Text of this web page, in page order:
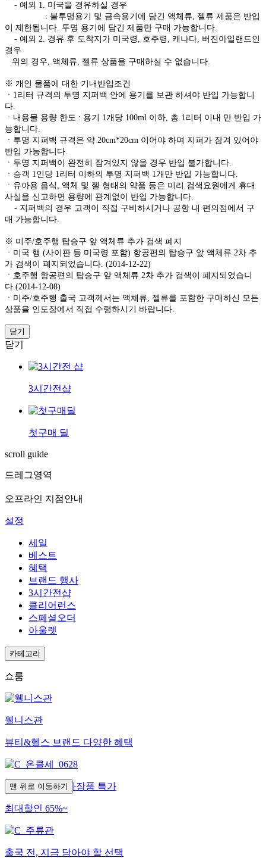
맨 위로 이동하기
- 예외 1. 미국을 경유하실 경우
: 불투명용기 및 금속용기에 담긴 액체류, 젤류 제품은 반입
이 제한됩니다. 투명 용기에 담긴 제품만 구매 가능합니다.
- 예외 2. 경유 후 도착지가 미국령, 호주령, 캐나다, 버진아일랜드인
경우
위의 경우, 액체류, 젤류 상품을 구매하실 수 없습니다.
※ 개인 물품에 대한 기내반입조건
ㆍ1리터 규격의 투명 지퍼백 안에 용기를 보관 하셔야 반입 가능합니
다.
ㆍ내용물 용량 한도 : 용기 1개당 100ml 이하, 총 1리터 이내 만 반입 가
능합니다.
ㆍ투명 지퍼백 규격은 약 20cm*20cm 이어야 하며 지퍼가 잠겨 있어야
반입 가능합니다.
ㆍ투명 지퍼백이 완전히 잠겨있지 않을 경우 반입 불가합니다.
ㆍ승객 1인당 1리터 이하의 투명 지퍼백 1개만 반입 가능합니다.
ㆍ유아용 음식, 액체 및 젤 형태의 약품 등은 미리 검색요원에게 휴대
사실을 신고하면 용량에 관계없이 반입 가능합니다.
- 지퍼백의 경우 고객이 직접 구비하시거나 공항 내 편의점에서 구
매 가능합니다.
※ 미주/호주행 탑승구 앞 액체류 추가 검색 폐지
ㆍ미국 행 (사이판 등 미국령 포함) 항공편의 탑승구 앞 액체류 2차 추
가 검색이 폐지되었습니다. (2014-12-22)
ㆍ호주행 항공편의 탑승구 앞 액체류 2차 추가 검색이 폐지되었습니
다.(2014-12-08)
ㆍ미주/호주행 출국 고객께서는 액체류, 젤류를 포함한 구매하신 모든
상품을 인도장에서 직접 수령하시기 바랍니다.
닫기
닫기
3시간전샵
첫구매 딜
scroll guide
드레그영역
오프라인 지점안내
설정
세일
베스트
혜택
브랜드 행사
3시간전샵
클리어런스
스페셜오더
아울렛
카테고리
쇼룸
웰니스관
뷰티&헬스 브랜드 다양한 혜택
유통기한 임박 화장품 특가
최대할인 65%~
출국 전, 지금 담아야 할 선택